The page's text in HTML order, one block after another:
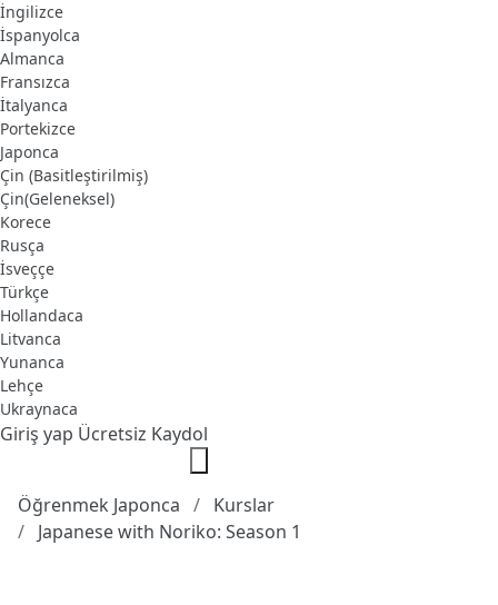
İngilizce
İspanyolca
Almanca
Fransızca
İtalyanca
Portekizce
Japonca
Çin (Basitleştirilmiş)
Çin(Geleneksel)
Korece
Rusça
İsveççe
Türkçe
Hollandaca
Litvanca
Yunanca
Lehçe
Ukraynaca
Giriş yap Ücretsiz Kaydol
Öğrenmek Japonca
Kurslar
Japanese with Noriko: Season 1